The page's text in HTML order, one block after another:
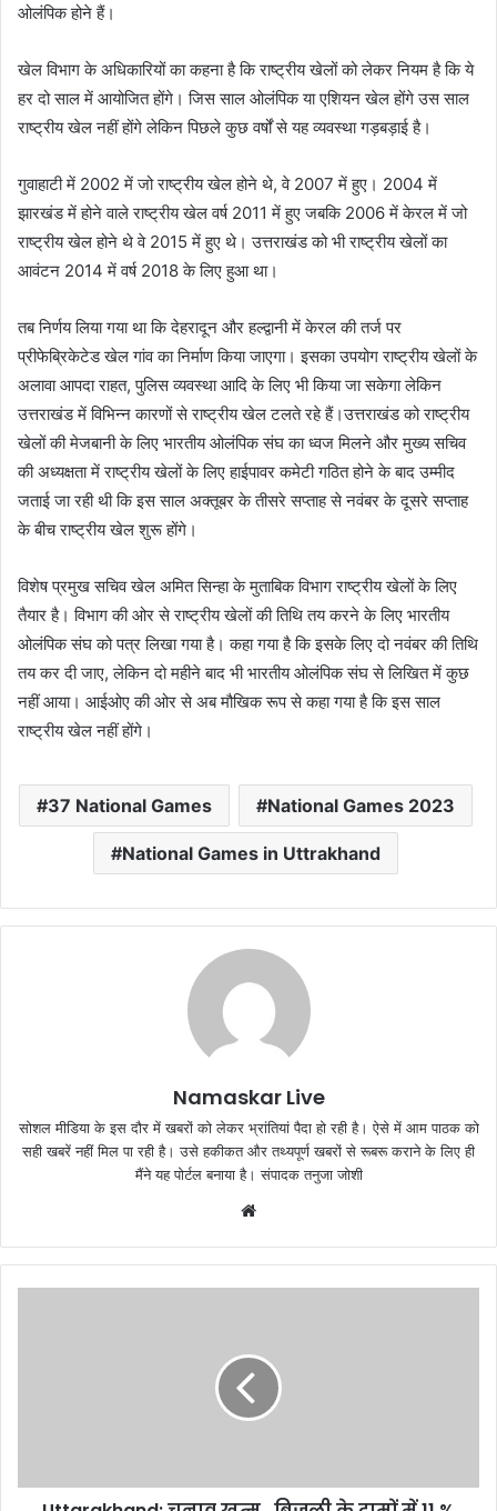
ओलंपिक होने हैं।
खेल विभाग के अधिकारियों का कहना है कि राष्ट्रीय खेलों को लेकर नियम है कि ये
हर दो साल में आयोजित होंगे। जिस साल ओलंपिक या एशियन खेल होंगे उस साल
राष्ट्रीय खेल नहीं होंगे लेकिन पिछले कुछ वर्षों से यह व्यवस्था गड़बड़ाई है।
गुवाहाटी में 2002 में जो राष्ट्रीय खेल होने थे, वे 2007 में हुए। 2004 में
झारखंड में होने वाले राष्ट्रीय खेल वर्ष 2011 में हुए जबकि 2006 में केरल में जो
राष्ट्रीय खेल होने थे वे 2015 में हुए थे। उत्तराखंड को भी राष्ट्रीय खेलों का
आवंटन 2014 में वर्ष 2018 के लिए हुआ था।
तब निर्णय लिया गया था कि देहरादून और हल्द्वानी में केरल की तर्ज पर
प्रीफेब्रिकेटेड खेल गांव का निर्माण किया जाएगा। इसका उपयोग राष्ट्रीय खेलों के
अलावा आपदा राहत, पुलिस व्यवस्था आदि के लिए भी किया जा सकेगा लेकिन
उत्तराखंड में विभिन्न कारणों से राष्ट्रीय खेल टलते रहे हैं।उत्तराखंड को राष्ट्रीय
खेलों की मेजबानी के लिए भारतीय ओलंपिक संघ का ध्वज मिलने और मुख्य सचिव
की अध्यक्षता में राष्ट्रीय खेलों के लिए हाईपावर कमेटी गठित होने के बाद उम्मीद
जताई जा रही थी कि इस साल अक्तूबर के तीसरे सप्ताह से नवंबर के दूसरे सप्ताह
के बीच राष्ट्रीय खेल शुरू होंगे।
विशेष प्रमुख सचिव खेल अमित सिन्हा के मुताबिक विभाग राष्ट्रीय खेलों के लिए
तैयार है। विभाग की ओर से राष्ट्रीय खेलों की तिथि तय करने के लिए भारतीय
ओलंपिक संघ को पत्र लिखा गया है। कहा गया है कि इसके लिए दो नवंबर की तिथि
तय कर दी जाए, लेकिन दो महीने बाद भी भारतीय ओलंपिक संघ से लिखित में कुछ
नहीं आया। आईओए की ओर से अब मौखिक रूप से कहा गया है कि इस साल
राष्ट्रीय खेल नहीं होंगे।
37 National Games National Games 2023
National Games in Uttrakhand
Namaskar Live
सोशल मीडिया के इस दौर में खबरों को लेकर भ्रांतियां पैदा हो रही है। ऐसे में आम पाठक को
सही खबरें नहीं मिल पा रही है। उसे हकीकत और तथ्यपूर्ण खबरों से रूबरू कराने के लिए ही
मैंने यह पोर्टल बनाया है। संपादक तनुजा जोशी
b
s
e